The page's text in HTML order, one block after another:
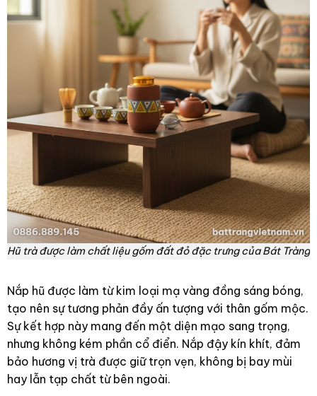
Hũ trà được làm chất liệu gốm đất đỏ đặc trưng của Bát Tràng
Nắp hũ được làm từ kim loại mạ vàng đồng sáng bóng,
tạo nên sự tương phản đầy ấn tượng với thân gốm mộc.
Sự kết hợp này mang đến một diện mạo sang trọng,
nhưng không kém phần cổ điển. Nắp đậy kín khít, đảm
bảo hương vị trà được giữ trọn vẹn, không bị bay mùi
hay lẫn tạp chất từ bên ngoài.